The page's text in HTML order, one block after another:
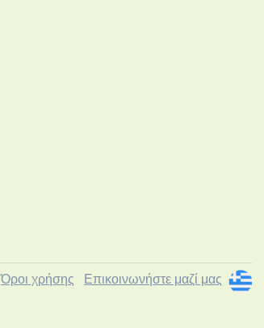
Όροι χρήσης Επικοινωνήστε μαζί μας